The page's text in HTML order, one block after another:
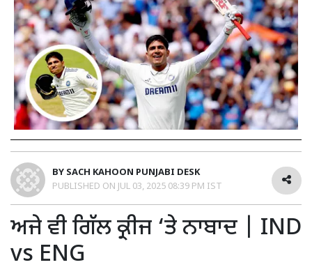
BY SACH KAHOON PUNJABI DESK
PUBLISHED ON JUL 03, 2025 08:39 PM IST
ਅਜੇ ਵੀ ਗਿੱਲ ਕ੍ਰੀਜ ‘ਤੇ ਨਾਬਾਦ | IND
vs ENG